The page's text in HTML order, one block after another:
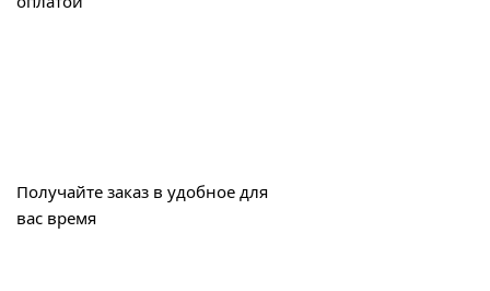
Получайте заказ в удобное для
вас время